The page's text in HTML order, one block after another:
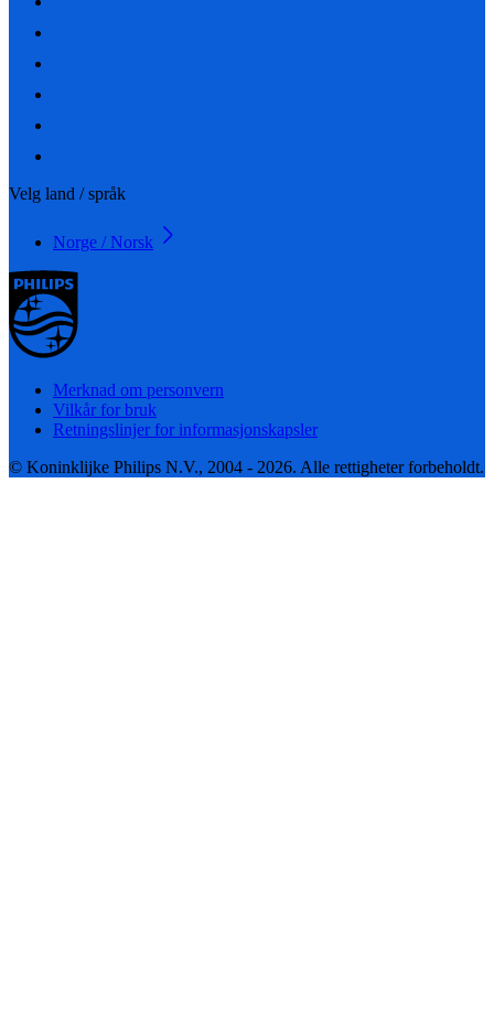
Velg land / språk
Norge / Norsk
Merknad om personvern
Vilkår for bruk
Retningslinjer for informasjonskapsler
© Koninklijke Philips N.V., 2004 - 2026. Alle rettigheter forbeholdt.